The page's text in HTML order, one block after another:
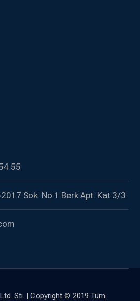
55
Sok. No:1 Berk Apt. Kat:3/3
Sti. | Copyright © 2019 Tüm